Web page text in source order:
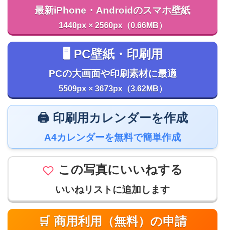
最新iPhone・Androidのスマホ壁紙
1440px × 2560px（0.66MB）
🖥️ PC壁紙・印刷用
PCの大画面や印刷素材に最適
5509px × 3673px（3.62MB）
🖨️ 印刷用カレンダーを作成
A4カレンダーを無料で簡単作成
この写真にいいねする
いいねリストに追加します
🛒 商用利用（無料）の申請